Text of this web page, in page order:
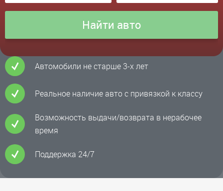
Автомобили не старше 3-х лет
Реальное наличие авто с привязкой к классу
Возможность выдачи/возврата в нерабочее
время
Поддержка 24/7